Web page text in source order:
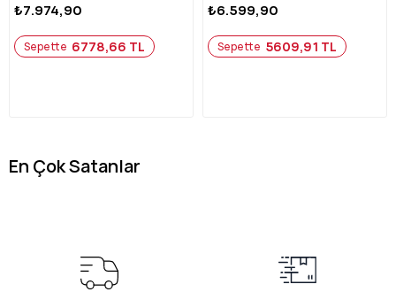
₺7.974,90
Sepette 6778,66 TL
₺6.599,90
Sepette 5609,91 TL
En Çok Satanlar